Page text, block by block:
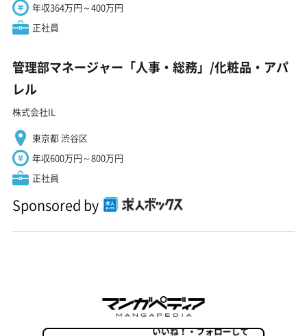
年収364万円～400万円
正社員
管理部マネージャー「人事・総務」/化粧品・アパ
レル
株式会社IL
東京都 渋谷区
年収600万円～800万円
正社員
Sponsored by